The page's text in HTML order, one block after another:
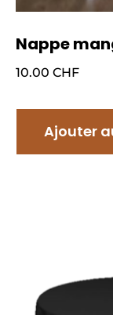
Nappe
10.00 CHF
Ajouter